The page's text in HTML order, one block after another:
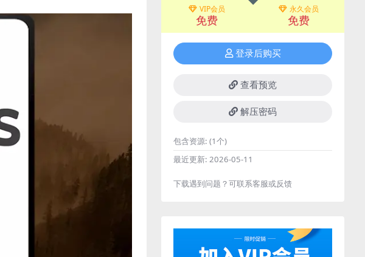
VIP会员
免费
永久会员
免费
登录后购买
查看预览
解压密码
包含资源: (1个)
最近更新: 2026-05-11
下载遇到问题？可联系客服或反馈